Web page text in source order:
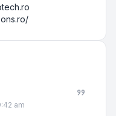
am